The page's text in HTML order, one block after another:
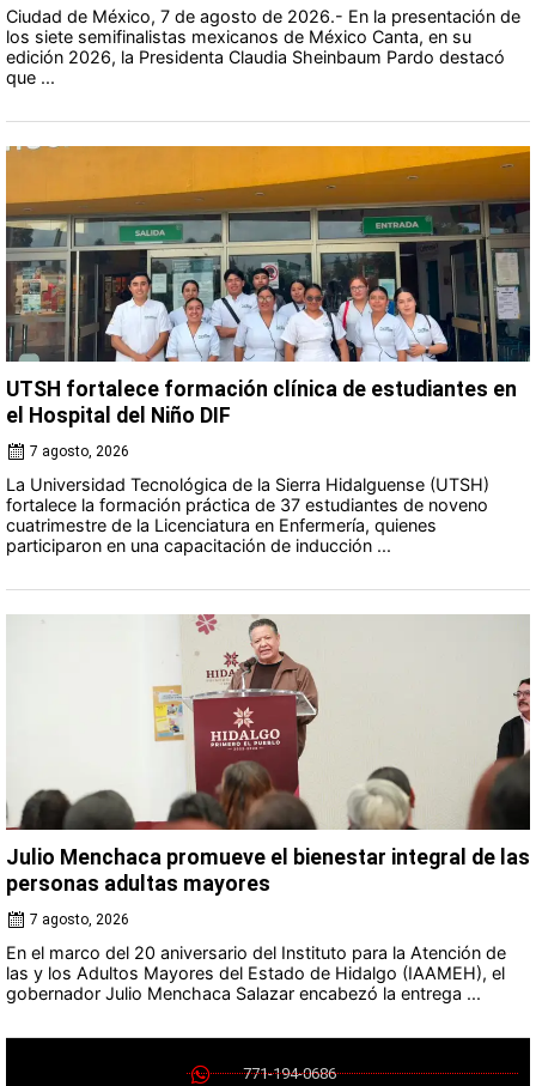
Ciudad de México, 7 de agosto de 2026.- En la presentación de
los siete semifinalistas mexicanos de México Canta, en su
edición 2026, la Presidenta Claudia Sheinbaum Pardo destacó
que ...
UTSH fortalece formación clínica de estudiantes en
el Hospital del Niño DIF
7 agosto, 2026
La Universidad Tecnológica de la Sierra Hidalguense (UTSH)
fortalece la formación práctica de 37 estudiantes de noveno
cuatrimestre de la Licenciatura en Enfermería, quienes
participaron en una capacitación de inducción ...
Julio Menchaca promueve el bienestar integral de las
personas adultas mayores
7 agosto, 2026
En el marco del 20 aniversario del Instituto para la Atención de
las y los Adultos Mayores del Estado de Hidalgo (IAAMEH), el
gobernador Julio Menchaca Salazar encabezó la entrega ...
771-194-0686